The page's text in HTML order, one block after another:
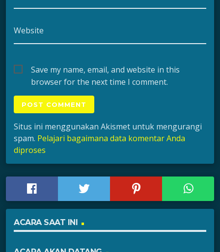
Website
Save my name, email, and website in this
browser for the next time I comment.
Situs ini menggunakan Akismet untuk mengurangi
spam. Pelajari bagaimana data komentar Anda
diproses
ACARA SAAT INI